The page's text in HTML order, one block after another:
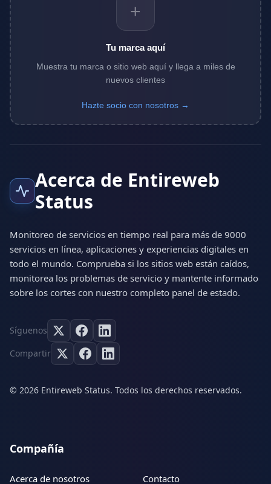
+
Tu marca aquí
Muestra tu marca o sitio web aquí y llega a miles de
nuevos clientes
Hazte socio con nosotros →
Acerca de Entireweb
Status
Monitoreo de servicios en tiempo real para más de 9000
servicios en línea, aplicaciones y experiencias digitales en
todo el mundo. Comprueba si los sitios web están caídos,
monitorea los problemas de servicio y mantente informado
sobre los cortes con nuestro completo panel de estado.
Síguenos
Compartir
© 2026 Entireweb Status. Todos los derechos reservados.
Compañía
Acerca de nosotros Contacto